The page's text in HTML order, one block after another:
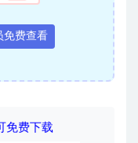
免费查看
免费下载